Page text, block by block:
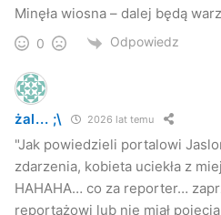
Do drugiego wypadku doszło
Stycznia. Ze wstępnych ustaleń
Peugeota 206 zajechał drogę
kobieta. Mężczyzna chcąc
Minęła wiosna – dalej będą
0 Odpowiedz
żal... ;\ 2026 lat temu
"Jak powiedzieli portalowi
zdarzenia, kobieta uciekła z
HAHAHA… co za reporter…
reportażowi lub nie miał